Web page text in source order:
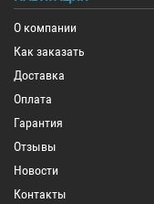
О компании
Как заказать
Доставка
Оплата
Гарантия
Отзывы
Новости
Контакты